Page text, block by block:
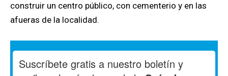
construir un centro público, con cementerio y en las
afueras de la localidad.